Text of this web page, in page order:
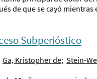
de que se cayó
Subperióstico
Ga, Kristopher de; Stein-